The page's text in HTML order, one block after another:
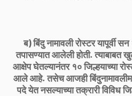
ब) बिंदु नामावली रोस्टर यापूर्वी
तपासण्यात आलेली होती. त्याबाबत
आक्षेप घेतल्यानंतर १० जिल्हयाच्या
आले आहे. तसेच आजही
पदे येत नसल्याच्या तक्रारी विविध